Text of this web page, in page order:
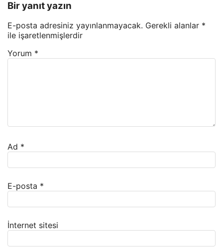
Bir yanıt yazın
E-posta adresiniz yayınlanmayacak. Gerekli alanlar *
ile işaretlenmişlerdir
Yorum *
Ad *
E-posta *
İnternet sitesi